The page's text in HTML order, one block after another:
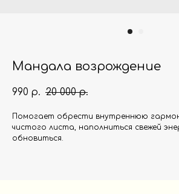
Мандала возрождение
990 р. 20 000 р.
Помогает обрести внутреннюю
чистого листа, наполниться свежей
обновиться.